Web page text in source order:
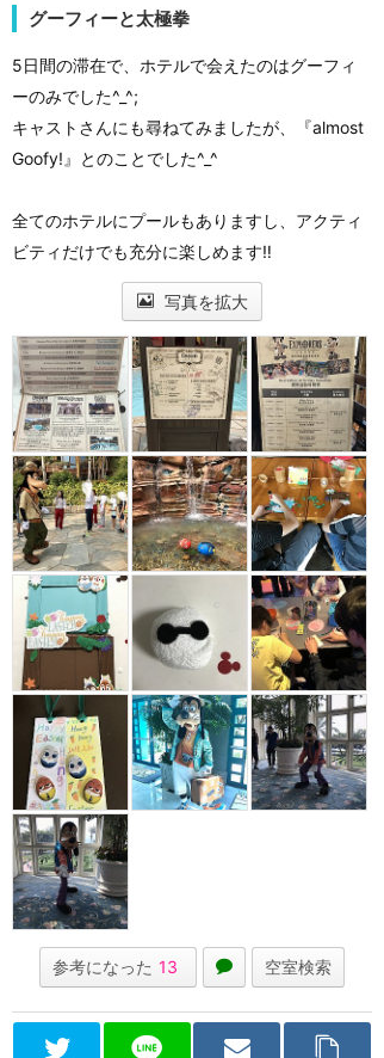
グーフィーと太極拳
5日間の滞在で、ホテルで会えたのはグーフィ
ーのみでした^_^;
キャストさんにも尋ねてみましたが、『almost
Goofy!』とのことでした^_^
全てのホテルにプールもありますし、アクティ
ビティだけでも充分に楽しめます‼︎
写真を拡大
参考になった 13 空室検索